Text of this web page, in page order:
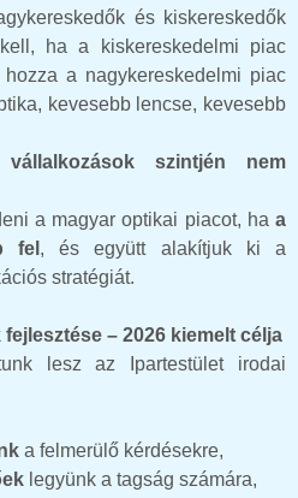
és kiskereskedők
ha a kiskereskedelmi piac
a nagykereskedelmi piac
kevesebb lencse, kevesebb
vállalkozások szintjén nem
a magyar optikai piacot, ha a
fel , és együtt alakítjuk ki a
stratégiát.
– 2026 kiemelt célja
lesz az Ipartestület irodai
a felmerülő kérdésekre,
legyünk a tagság számára,